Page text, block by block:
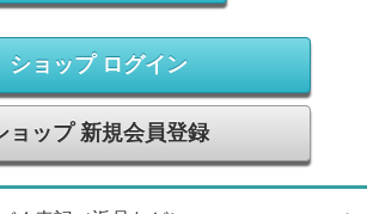
ショップ ログイン
ョップ 新規会員登録